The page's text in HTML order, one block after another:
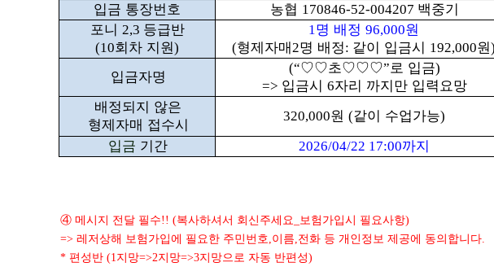
입금 통장번호 농협 170846-52-004207 백중기
포니 2,3 등급반
(10회차 지원)
1명 배정 96,000원
(형제자매2명 배정: 같이 입금시 192,000원)
입금자명
(“♡♡초♡♡♡”로 입금)
=> 입금시 6자리 까지만 입력요망
배정되지 않은
형제자매 접수시
320,000원(같이 수업가능)
입금 기간 2026/04/22 17:00까지
④메시지 전달 필수!! (복사하셔서 회신주세요 보험가입시 필요사항)
=>레저상해 보험가입에 필요한 주민번호,이름,전화 등 개인정보 제공에 동의합니다.
*편성반(1지망=>2지망=>3지망으로 자동 반편성)